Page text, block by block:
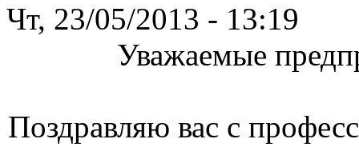
Чт, 23/05/2013 - 13:19
Уважаемые
Поздравляю вас с